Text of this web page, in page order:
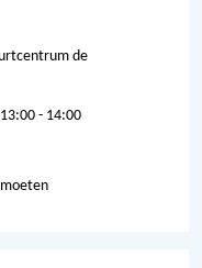
de
- 14:00